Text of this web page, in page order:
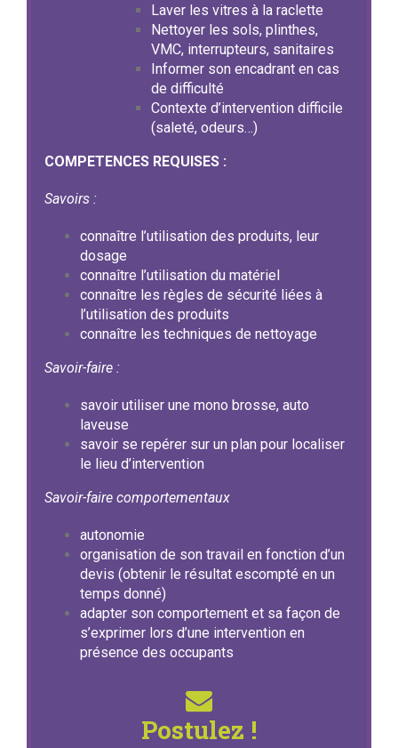
Laver les vitres à la raclette
Nettoyer les sols, plinthes,
VMC, interrupteurs, sanitaires
Informer son encadrant en cas
de difficulté
Contexte d’intervention difficile
(saleté, odeurs…)
COMPETENCES REQUISES :
Savoirs :
connaître l’utilisation des produits, leur
dosage
connaître l’utilisation du matériel
connaître les règles de sécurité liées à
l’utilisation des produits
connaître les techniques de nettoyage
Savoir-faire :
savoir utiliser une mono brosse, auto
laveuse
savoir se repérer sur un plan pour localiser
le lieu d’intervention
Savoir-faire comportementaux
autonomie
organisation de son travail en fonction d’un
devis (obtenir le résultat escompté en un
temps donné)
adapter son comportement et sa façon de
s’exprimer lors d’une intervention en
présence des occupants
Postulez !